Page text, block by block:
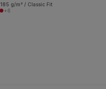
185 g/m² / Classic Fit
+6